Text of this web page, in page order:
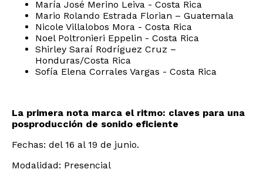
María José Merino Leiva - Costa Rica
Mario Rolando Estrada Florian – Guatemala
Nicole Villalobos Mora - Costa Rica
Noel Poltronieri Eppelin - Costa Rica
Shirley Saraí Rodríguez Cruz –
Honduras/Costa Rica
Sofía Elena Corrales Vargas - Costa Rica
La primera nota marca el ritmo: claves para una
posproducción de sonido eficiente
Fechas: del 16 al 19 de junio.
Modalidad: Presencial